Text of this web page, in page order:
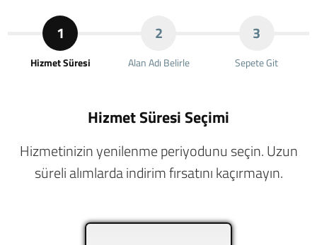
1
Hizmet Süresi
2
Alan Adı Belirle
3
Sepete Git
Hizmet Süresi Seçimi
Hizmetinizin yenilenme periyodunu seçin. Uzun
süreli alımlarda indirim fırsatını kaçırmayın.